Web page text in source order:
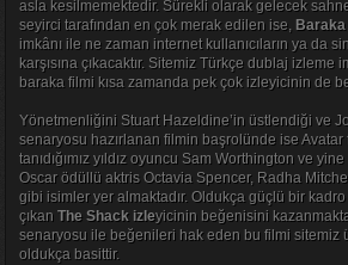
asla kesilmemektedir. Sürekli olarak gelecek
seyirci tarafından en çok merak edilen ise,
imkânı ile ne zaman internet kullanıcıların ya da
karşısına çıkacaktır. Sitemiz Türkçe dublaj izleme
baraka filmi kısa zamanda pek çok izleyicinin de
Yönetmenliğini Stuart Hazeldine’in üstlendiği ve
senaryosu hazırlanan filmin başrolünde ise Avatar
tanıdığımız yıldız oyuncu Sam Worthington ve
Oscar ödüllü aktris Octavia Spencer, Radha
gibi isimler yer almaktadır. Oldukça güçlü bir
çıkan The Shack izleyicinin beğenisini
senaryosu ile beğenileri hak eden bu filmi sitemiz
oldukça basittir.